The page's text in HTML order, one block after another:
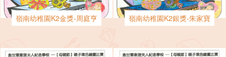
嶺南幼稚園K2金獎-周庭亨 嶺南幼稚園K2銀獎-朱家寶